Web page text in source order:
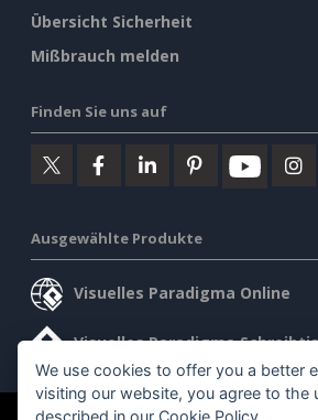
Übersicht Sicherheit
Mißbrauch melden
Finden Sie uns auf
Ausgewählte Produkte
Visuelles Paradigma Online
Visuelles Paradigma
We use cookies to offer you a better
visiting our website, you agree to the